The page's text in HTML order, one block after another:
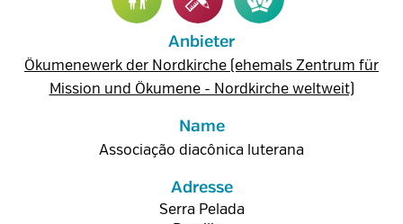
Anbieter
Ökumenewerk der Nordkirche (ehemals Zentrum für
Mission und Ökumene - Nordkirche weltweit)
Name
Associação diacônica luterana
Adresse
Serra Pelada